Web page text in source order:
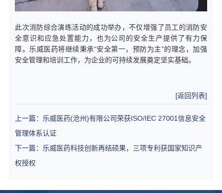
此次消防综合演练活动的成功举办，不仅增强了员工的消防安
全意识和应急处置能力，也为公司的安全生产提供了有力保
障。乐威医药将继续秉承“安全第一，预防为主”的理念，加强
安全管理和培训工作，为企业的可持续发展奠定坚实基础。
[返回列表]
上一篇：乐威医药(沧州)有限公司荣获ISO/IEC 27001信息安全
管理体系认证
下一篇：乐威医药科技创新再结硕果，三项专利获国家知识产
权授权